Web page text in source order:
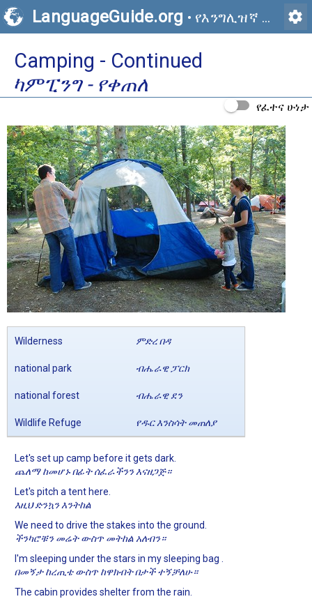
LanguageGuide.org • የእንግሊዝኛ ምስላዊ መዝገበ ቃላት settings
Camping - Continued
ካምፒንግ - የቀጠለ
የፈተና ሁነታ
Wilderness ምድረ በዳ
national park ብሔራዊ ፓርክ
national forest ብሔራዊ ደን
Wildlife Refuge የዱር እንስሳት መጠለያ
Let's set up camp before it gets dark.
ጨለማ ከመሆኑ በፊት ሰፈራችንን እናዘጋጅ።
Let's pitch a tent here.
እዚህ ድንኳን እንትከል
We need to drive the stakes into the ground.
ችንካሮቹን መሬት ውስጥ መትከል አለብን።
I'm sleeping under the stars in my sleeping bag .
በመኝታ ከረጢቴ ውስጥ ከዋክብት በታች ተኝቻለሁ።
The cabin provides shelter from the rain.